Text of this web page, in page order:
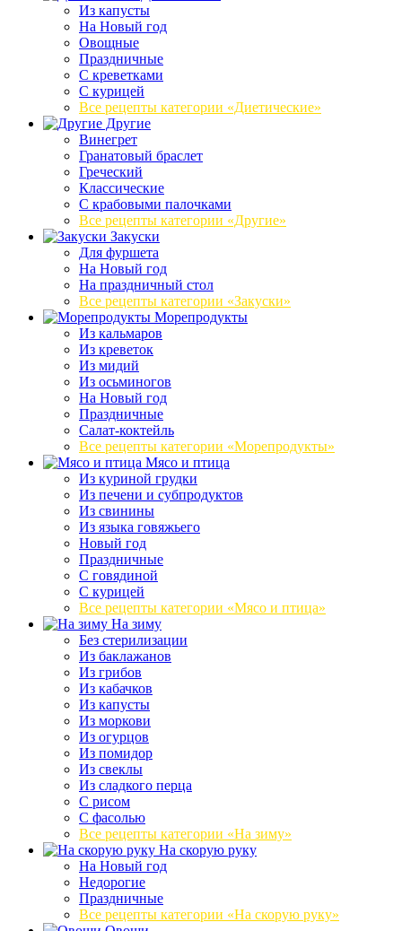
Из капусты
На Новый год
Овощные
Праздничные
С креветками
С курицей
Все рецепты категории «Диетические»
Другие
Винегрет
Гранатовый браслет
Греческий
Классические
С крабовыми палочками
Все рецепты категории «Другие»
Закуски
Для фуршета
На Новый год
На праздничный стол
Все рецепты категории «Закуски»
Морепродукты
Из кальмаров
Из креветок
Из мидий
Из осьминогов
На Новый год
Праздничные
Салат-коктейль
Все рецепты категории «Морепродукты»
Мясо и птица
Из куриной грудки
Из печени и субпродуктов
Из свинины
Из языка говяжьего
Новый год
Праздничные
С говядиной
С курицей
Все рецепты категории «Мясо и птица»
На зиму
Без стерилизации
Из баклажанов
Из грибов
Из кабачков
Из капусты
Из моркови
Из огурцов
Из помидор
Из свеклы
Из сладкого перца
С рисом
С фасолью
Все рецепты категории «На зиму»
На скорую руку
На Новый год
Недорогие
Праздничные
Все рецепты категории «На скорую руку»